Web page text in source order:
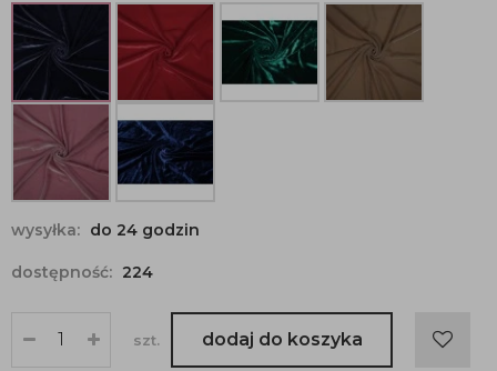
wysyłka: do 24 godzin
dostępność: 224
szt. dodaj do koszyka